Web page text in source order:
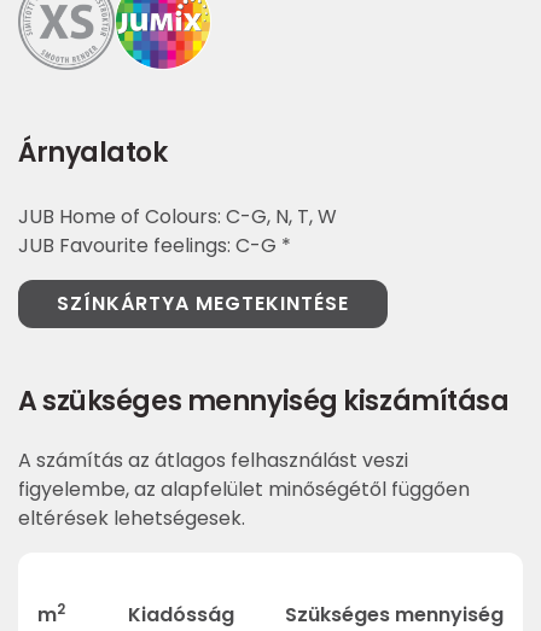
Árnyalatok
JUB Home of Colours: C-G, N, T, W
JUB Favourite feelings: C-G *
SZÍNKÁRTYA MEGTEKINTÉSE
A szükséges mennyiség kiszámítása
A számítás az átlagos felhasználást veszi
figyelembe, az alapfelület minőségétől függően
eltérések lehetségesek.
m2 Kiadósság Szükséges mennyiség